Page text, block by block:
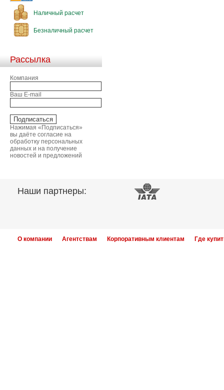
Наличный расчет
Безналичный расчет
Рассылка
Компания
Ваш E-mail
Нажимая «Подписаться»
вы даёте согласие на
обработку персональных
данных и на получение
новостей и предложений
Наши партнеры:
О компании Агентствам Корпоративным клиентам Где